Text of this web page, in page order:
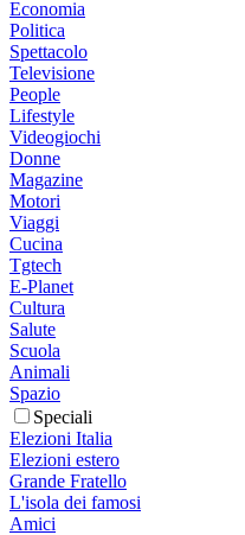
Economia
Politica
Spettacolo
Televisione
People
Lifestyle
Videogiochi
Donne
Magazine
Motori
Viaggi
Cucina
Tgtech
E-Planet
Cultura
Salute
Scuola
Animali
Spazio
Speciali
Elezioni Italia
Elezioni estero
Grande Fratello
L'isola dei famosi
Amici